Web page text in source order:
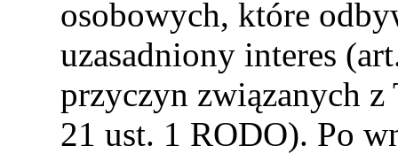
osobowych, które
uzasadniony interes
przyczyn związanych z
21 ust. 1 RODO). Po